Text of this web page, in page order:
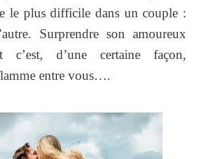
le plus difficile dans un couple :
Surprendre son amoureux
c’est, d’une certaine façon,
entre vous….